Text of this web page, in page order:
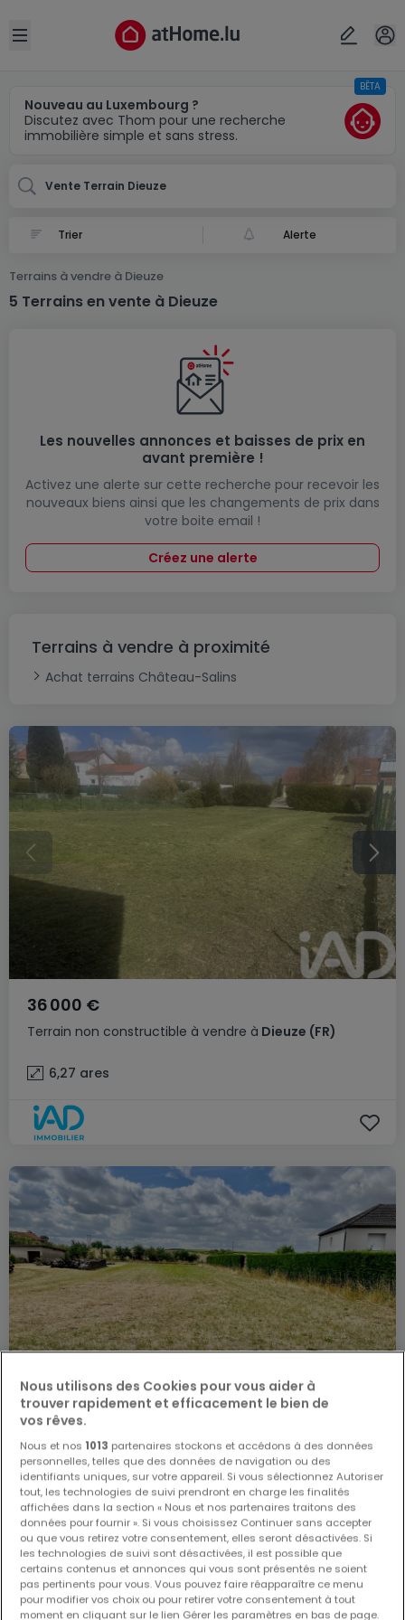
Open sidebar
Nouveau au Luxembourg ?
Discutez avec Thom pour une recherche
immobilière simple et sans stress.
BÊTA
Vente Terrain Dieuze
Alerte
Terrains à vendre à Dieuze
5 Terrains en vente à Dieuze
Les nouvelles annonces et baisses de prix en
avant première !
Activez une alerte sur cette recherche pour recevoir les
nouveaux biens ainsi que les changements de prix dans
votre boite email !
Créez une alerte
Terrains à vendre à proximité
Achat terrains Château-Salins
Terrain non constructible à vendre à Dieuze (FR)
36 000 €
6,27 ares
Terrain constructible à vendre àDieuze(FR)
30 000 €
15,1 ares
Localité(s)
Annuler OK
Nous utilisons des Cookies pour vous aider à
trouver rapidement et efficacement le bien de
vos rêves.
Nous et nos 1013 partenaires stockons et accédons à des données
personnelles, telles que des données de navigation ou des
identifiants uniques, sur votre appareil. Si vous sélectionnez Autoriser
tout, les technologies de suivi prendront en charge les finalités
affichées dans la section « Nous et nos partenaires traitons des
données pour fournir ». Si vous choisissez Continuer sans accepter
ou que vous retirez votre consentement, elles seront désactivées. Si
les technologies de suivi sont désactivées, il est possible que
certains contenus et annonces qui vous sont présentés ne soient
pas pertinents pour vous. Vous pouvez faire réapparaître ce menu
pour modifier vos choix ou pour retirer votre consentement à tout
moment en cliquant sur le lien Gérer les paramètres en bas de page.